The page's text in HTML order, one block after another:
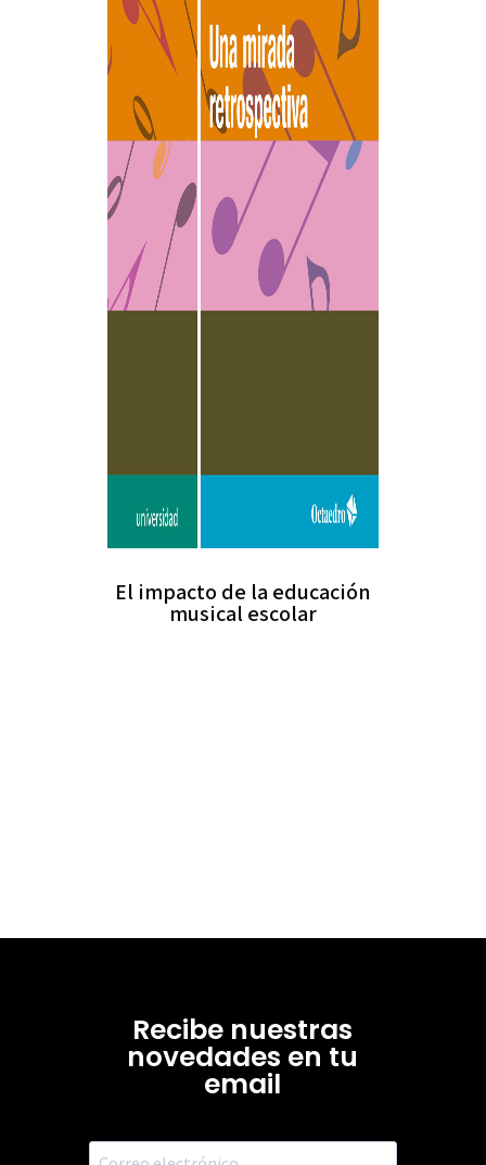
El impacto de la educación
musical escolar
Recibe nuestras
novedades en tu
email